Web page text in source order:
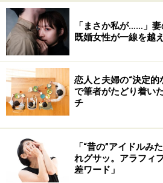
人間関係においては有意義なも
っては無駄かもしれないものも
の変化により、気がつけば疎遠に
「まさか私が……」妻
既婚女性が一線を越
恋人と夫婦の“決定
で筆者がたどり着い
チ
「“昔の”アイドルみ
れグサッ。アラフィ
差ワード」